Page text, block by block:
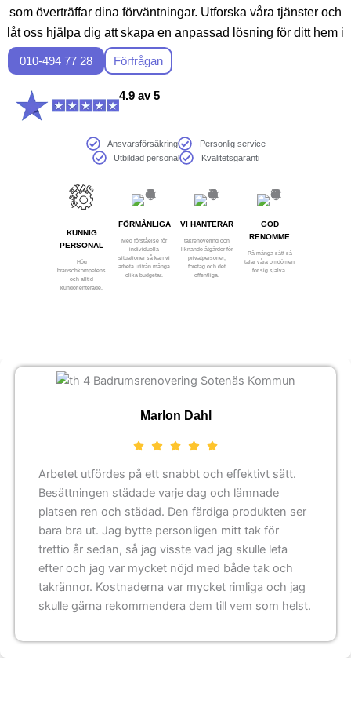
som överträffar dina förväntningar. Utforska våra tjänster och
låt oss hjälpa dig att skapa en anpassad lösning för ditt hem i
Sveriges unika miljöer.
010-494 77 28 Förfrågan
4.9 av 5
Ansvarsförsäkring
Personlig service
Utbildad personal
Kvalitetsgaranti
KUNNIG
PERSONAL
Hög
branschkompetens
och alltid
kundorienterade.
FÖRMÅNLIGA
Med förståelse för
individuella
situationer så kan vi
arbeta utifrån många
olika budgetar.
VI HANTERAR
takrenovering och
liknande åtgärder för
privatpersoner,
företag och det
offentliga.
GOD
RENOMME
På många sätt så
talar våra omdömen
för sig själva.
Marlon Dahl
Arbetet utfördes på ett snabbt och effektivt sätt.
Besättningen städade varje dag och lämnade
platsen ren och städad. Den färdiga produkten ser
bara bra ut. Jag bytte personligen mitt tak för
trettio år sedan, så jag visste vad jag skulle leta
efter och jag var mycket nöjd med både tak och
takrännor. Kostnaderna var mycket rimliga och jag
skulle gärna rekommendera dem till vem som helst.